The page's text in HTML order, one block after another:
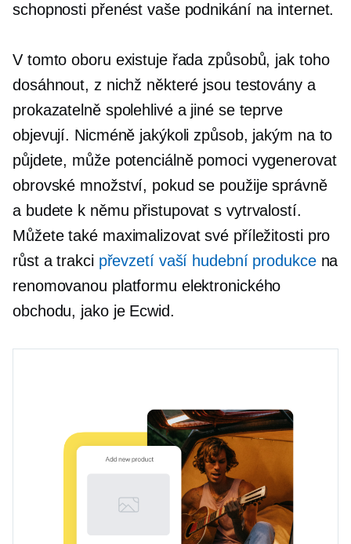
schopnosti přenést vaše podnikání na internet.
V tomto oboru existuje řada způsobů, jak toho
dosáhnout, z nichž některé jsou testovány a
prokazatelně spolehlivé a jiné se teprve
objevují. Nicméně jakýkoli způsob, jakým na to
půjdete, může potenciálně pomoci vygenerovat
obrovské množství, pokud se použije správně
a budete k němu přistupovat s vytrvalostí.
Můžete také maximalizovat své příležitosti pro
růst a trakci převzetí vaší hudební produkcena
renomovanou platformu elektronického
obchodu, jako je Ecwid.